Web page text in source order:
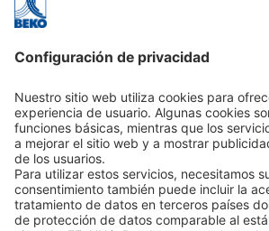
Aplicaciones
Contacto
BEKO TECNOLÓGICA,